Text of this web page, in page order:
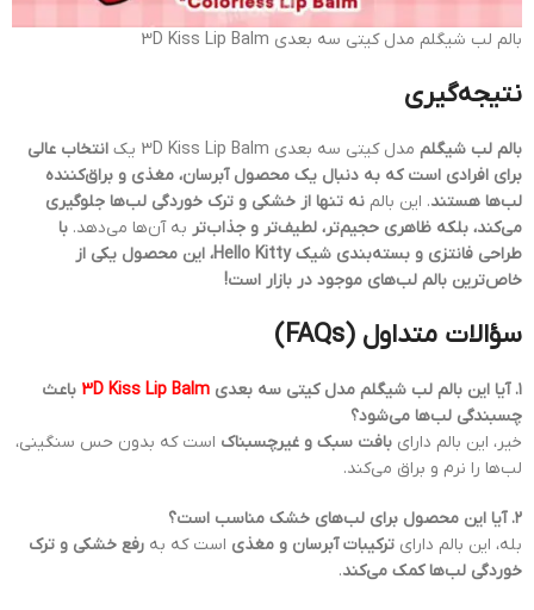
بالم لب شیگلم مدل کیتی سه بعدی 3D Kiss Lip Balm
نتیجه‌گیری
بالم لب شیگلم مدل کیتی سه بعدی 3D Kiss Lip Balm یک
انتخاب عالی
برای افرادی است که به دنبال یک محصول آبرسان، مغذی و براق‌کننده
لب‌ها هستند. این بالم نه تنها از خشکی و ترک خوردگی لب‌ها جلوگیری
می‌کند، بلکه ظاهری حجیم‌تر، لطیف‌تر و جذاب‌تر به آن‌ها می‌دهد. با
طراحی فانتزی و بسته‌بندی شیک Hello Kitty، این محصول یکی از
خاص‌ترین بالم لب‌های موجود در بازار است!
سؤالات متداول (FAQs)
۱. آیا این بالم لب شیگلم مدل کیتی سه بعدی 3D Kiss Lip Balm باعث
چسبندگی لب‌ها می‌شود؟
خیر، این بالم دارای بافت سبک و غیرچسبناک است که بدون حس سنگینی،
لب‌ها را نرم و براق می‌کند.
۲. آیا این محصول برای لب‌های خشک مناسب است؟
بله، این بالم دارای ترکیبات آبرسان و مغذی است که به رفع خشکی و ترک
خوردگی لب‌ها کمک می‌کند.